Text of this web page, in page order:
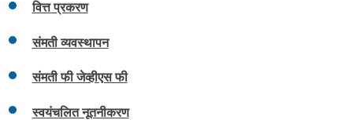
वित्त प्रकरण
संमती व्यवस्थापन
संमती फी जेव्हीएस फी
स्वयंचलित नूतनीकरण